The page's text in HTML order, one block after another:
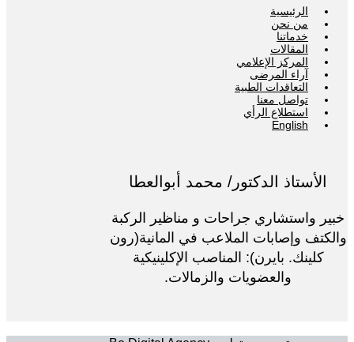
الرئيسية
من نحن
خدماتنا
المقالات
المركز الإعلامي
آراء المرضى
التعاقدات الطبية
تواصل معنا
استطلاع الرأي
English
الأستاذ الدكتور/ محمد أبوالعطا
خبير واستشاري جراحات و مناظير الركبة
والكتف وإصابات الملاعب في المانية(رون
كلينك. بايرن): المناصب الإكلينيكية
والعضويات والزمالات.